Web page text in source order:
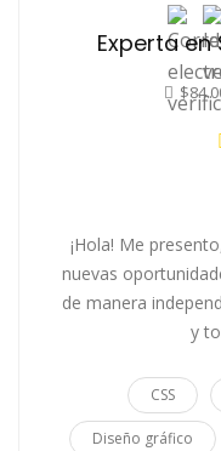
Experta en
¡Hola! Me
nuevas
de manera
y
CSS
Diseño gráfico